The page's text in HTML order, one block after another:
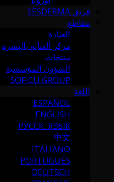
فريق SESDERMA
مقاطع
العيادة
مركز العناية بالبشرة
منتجات
الشؤون المؤسسية
SOFICU GROUP
اللغة
ESPAÑOL
ENGLISH
РУССК. ЯЗЫК
中文
ITALIANO
PORTUGUÉS
DEUTSCH